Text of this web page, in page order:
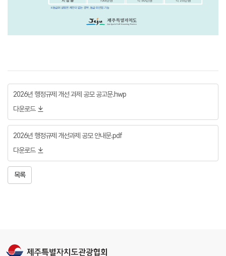
2026년 행정규제 개선 과제 공모 공고문.hwp
다운로드
2026년 행정규제 개선과제 공모 안내문.pdf
다운로드
목록